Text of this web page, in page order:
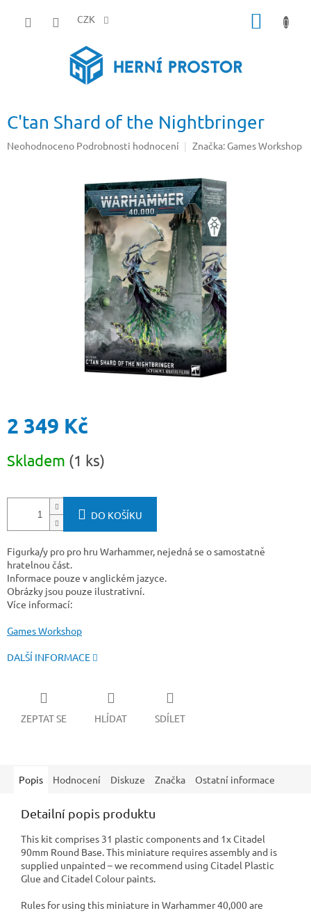
CZK
C'tan Shard of the Nightbringer
Průměrné
Neohodnoceno Podrobnosti hodnocení Značka: Games Workshop
2 349 Kč
cena:
Skladem (1 ks)
DO KOŠÍKU
Figurka/y pro pro hru Warhammer, nejedná se o samostatně
hratelnou část.
Informace pouze v anglickém jazyce.
Obrázky jsou pouze ilustrativní.
Více informací:
Games Workshop
DALŠÍ INFORMACE
ZEPTAT SE HLÍDAT SDÍLET
Popis Hodnocení Diskuze Značka Ostatní informace
Detailní popis produktu
This kit comprises 31 plastic components and 1x Citadel
90mm Round Base. This miniature requires assembly and is
supplied unpainted – we recommend using Citadel Plastic
Glue and Citadel Colour paints.
Rules for using this miniature in Warhammer 40,000 are